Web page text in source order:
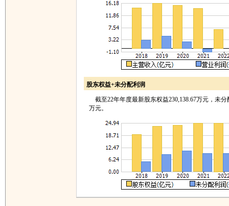
股东权益+未分配利润
截至22年年度最新股东权益230,138.67万元，未分
万元。